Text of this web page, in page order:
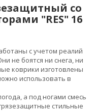
со
"RES" 16
с учетом реалий
не боятся ни снега, ни
коврики изготовлены
использовать в
а под ногами смесь
стильные